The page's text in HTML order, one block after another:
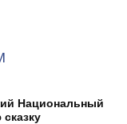
Национальный